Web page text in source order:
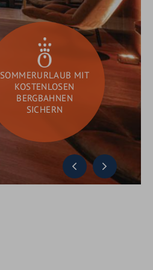
SOMMERURLAUB MIT
KOSTENLOSEN
BERGBAHNEN
SICHERN
GUTSCHEINE
SCHENKEN
DAY SPA
Suchen